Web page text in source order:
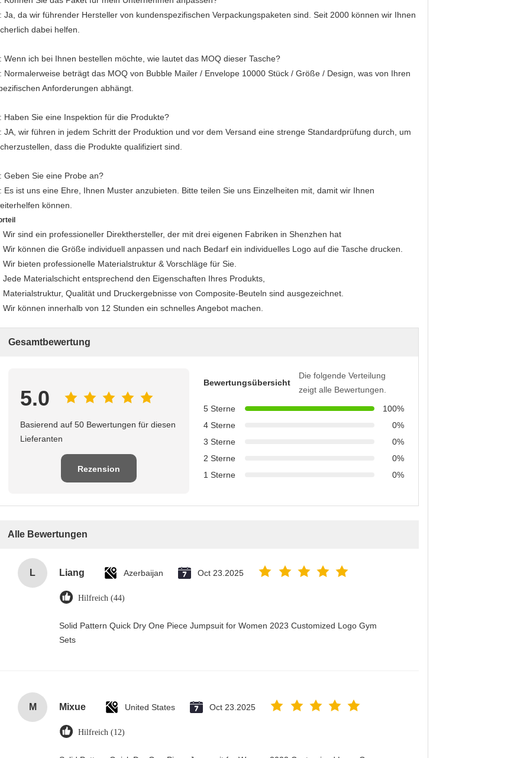
Ja, da wir führender Hersteller von kundenspezifischen Verpackungspaketen sind. Seit 2000 können wir Ihnen
dabei helfen.
Wenn ich bei Ihnen bestellen möchte, wie lautet das MOQ dieser Tasche?
Normalerweise beträgt das MOQ von Bubble Mailer / Envelope 10000 Stück / Größe / Design, was von Ihren
Anforderungen abhängt.
Haben Sie eine Inspektion für die Produkte?
JA, wir führen in jedem Schritt der Produktion und vor dem Versand eine strenge Standardprüfung durch, um
dass die Produkte qualifiziert sind.
Geben Sie eine Probe an?
Es ist uns eine Ehre, Ihnen Muster anzubieten. Bitte teilen Sie uns Einzelheiten mit, damit wir Ihnen
können.
Wir sind ein professioneller Direkthersteller, der mit drei eigenen Fabriken in Shenzhen hat
Wir können die Größe individuell anpassen und nach Bedarf ein individuelles Logo auf die Tasche drucken.
Wir bieten professionelle Materialstruktur & Vorschläge für Sie.
Jede Materialschicht entsprechend den Eigenschaften Ihres Produkts,
Materialstruktur, Qualität und Druckergebnisse von Composite-Beuteln sind ausgezeichnet.
Wir können innerhalb von 12 Stunden ein schnelles Angebot machen.
Gesamtbewertung
5.0
Basierend auf 50 Bewertungen für diesen
Lieferanten
Rezension
Bewertungsübersicht
Die folgende Verteilung
zeigt alle Bewertungen.
5 Sterne
100%
4 Sterne
0%
3 Sterne
0%
2 Sterne
0%
1 Sterne
0%
Alle Bewertungen
L Liang Azerbaijan Oct 23.2025
Hilfreich (44)
Solid Pattern Quick Dry One Piece Jumpsuit for Women 2023 Customized Logo Gym
Sets
M Mixue United States Oct 23.2025
Hilfreich (12)